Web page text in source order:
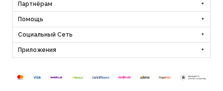
Партнёрам
Помощь
Социальный Сеть
Приложения